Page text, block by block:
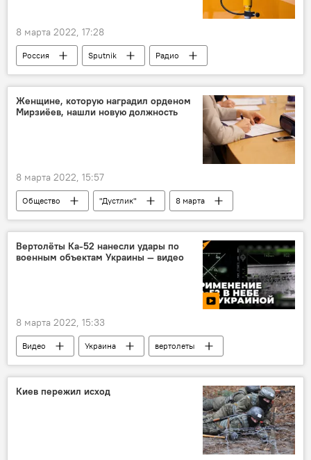
8 марта 2022, 17:28
Россия Sputnik Радио
Женщине, которую наградил орденом
Мирзиёев, нашли новую должность
8 марта 2022, 15:57
Общество "Дустлик" 8 марта
Вертолёты Ка-52 нанесли удары по
военным объектам Украины — видео
8 марта 2022, 15:33
Видео Украина
вертолеты
Минобороны РФ
небо
Киев пережил исход